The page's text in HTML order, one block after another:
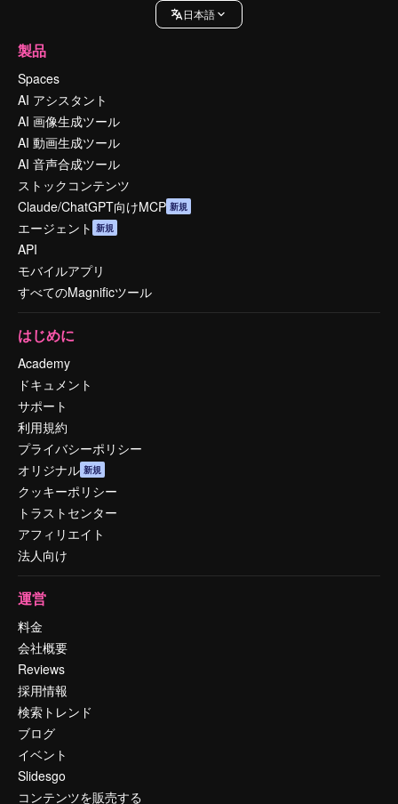
日本語
製品
Spaces
AI アシスタント
AI 画像生成ツール
AI 動画生成ツール
AI 音声合成ツール
ストックコンテンツ
Claude/ChatGPT向けMCP 新規
エージェント 新規
API
モバイルアプリ
すべてのMagnificツール
はじめに
Academy
ドキュメント
サポート
利用規約
プライバシーポリシー
オリジナル 新規
クッキーポリシー
トラストセンター
アフィリエイト
法人向け
運営
料金
会社概要
Reviews
採用情報
検索トレンド
ブログ
イベント
Slidesgo
コンテンツを販売する